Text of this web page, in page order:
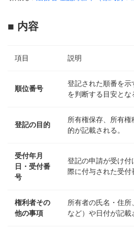
■ 内容
項目 説明
順位番号
登記された順番を示
を判断する目安とな
登記の目的
所有権保存、所有権
的が記載される。
受付年月
日・受付番
号
登記の申請が受け
際に付与された受付
権利者その
他の事項
所有者の氏名・住
など）や日付が記載